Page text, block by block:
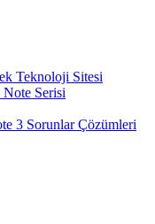
Teknoloji Sitesi
Serisi
3 Sorunlar Çözümleri